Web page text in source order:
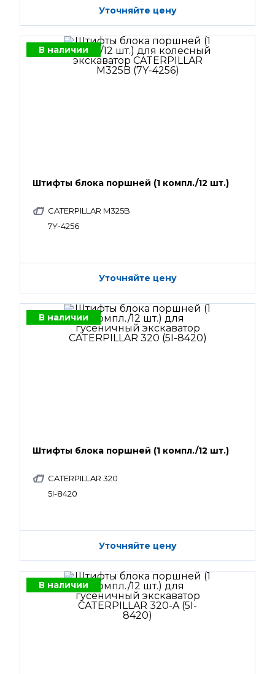
Уточняйте цену
В наличии
Штифты блока поршней (1 компл./12 шт.)
CATERPILLAR M325B
7Y-4256
Уточняйте цену
В наличии
Штифты блока поршней (1 компл./12 шт.)
CATERPILLAR 320
5I-8420
Уточняйте цену
В наличии